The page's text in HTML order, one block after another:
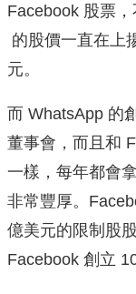
Facebook 股票
的股價一直在上
元。
而 WhatsApp 的
董事會，而且和
一樣，每年都會
非常豐厚。
億美元的限制股
Facebook 創立